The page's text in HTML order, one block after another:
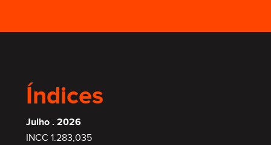
Índices
Julho . 2026
INCC 1.283,035